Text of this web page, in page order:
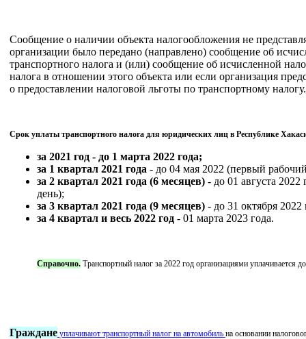
Сообщение о наличии объекта налогообложения не
организации было передано (направлено) сообщение об
транспортного налога и (или) сообщение об исчисленной
налога в отношении этого объекта или если организация
о предоставлении налоговой льготы по транспортному налогу.
Срок уплаты транспортного налога для юридических лиц в Республике
за 2021 год - до 1 марта 2022 года;
за 1 квартал 2021 года - до 04 мая 2022 (первый
за 2 квартал 2021 года (6 месяцев) - до 01 августа
день);
за 3 квартал 2021 года (9 месяцев) - до 31 октября 2022
за 4 квартал и весь 2022 год - 01 марта 2023 года.
Справочно. Транспортный налог за 2022 год организациями уплачивается
Граждане уплачивают транспортный налог на автомобиль на основании